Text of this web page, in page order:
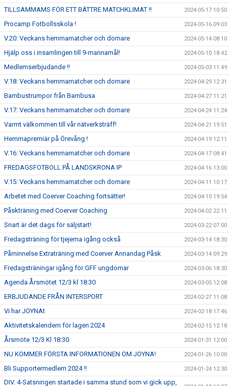
TILLSAMMAMS FÖR ETT BÄTTRE MATCHKLIMAT !! 2024-05-17 10:50
Procamp Fotbollsskola ! 2024-05-16 09:03
V.20: Veckans hemmamatcher och domare 2024-05-14 08:10
Hjälp oss i insamlingen till 9-mannamål! 2024-05-10 18:42
Medlemserbjudande !! 2024-05-03 11:49
V.18: Veckans hemmamatcher och domare 2024-04-29 12:31
Bambustrumpor från Bambusa 2024-04-27 11:21
V.17: Veckans hemmamatcher och domare 2024-04-24 11:24
Varmt välkommen till vår nätverksträff! 2024-04-21 19:51
Hemmapremiär på Örevång ! 2024-04-19 12:11
V.16: Veckans hemmamatcher och domare 2024-04-17 08:41
FREDAGSFOTBOLL PÅ LANDSKRONA IP 2024-04-16 13:00
V.15: Veckans hemmamatcher och domare 2024-04-11 10:17
Arbetet med Coerver Coaching fortsätter! 2024-04-10 19:54
Påskträning med Coerver Coaching 2024-04-02 22:11
Snart är det dags för säljstart! 2024-03-22 07:00
Fredagsträning för tjejerna igång också 2024-03-14 18:30
Påminnelse Extraträning med Coerver Annandag Påsk 2024-03-14 09:29
Fredagsträningar igång för GFF ungdomar 2024-03-06 18:30
Agenda Årsmötet 12/3 kl 18:30 2024-03-05 12:08
ERBJUDANDE FRÅN INTERSPORT 2024-02-27 11:08
Vi har JOYNAt 2024-02-18 17:46
Aktivitetskalendern för lagen 2024 2024-02-15 12:18
Årsmöte 12/3 Kl 18:30 2024-01-31 12:00
NU KOMMER FÖRSTA INFORMATIONEN OM JOYNA! 2024-01-26 10:00
Bli Supportermedlem 2024 !! 2024-01-24 12:30
DIV. 4-Satsningen startade i samma stund som vi gick upp,